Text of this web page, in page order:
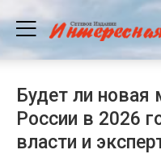
Будет ли новая
России в 2026
власти и